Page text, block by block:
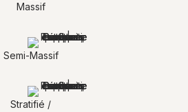
Massif
Semi-Massif
Stratifié /